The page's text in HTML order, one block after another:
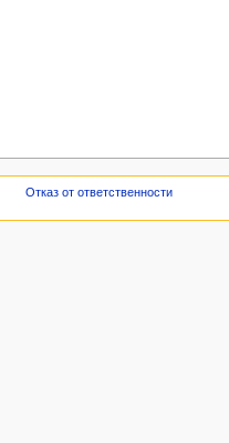
Отказ от ответственности